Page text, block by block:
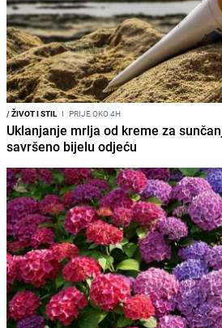
/ŽIVOT I STIL I PRIJE OKO 4H
Uklanjanje mrlja od kreme za
savršeno bijelu odjeću